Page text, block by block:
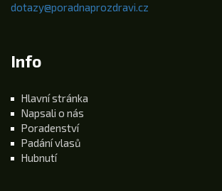
dotazy@poradnaprozdravi.cz
Info
Hlavní stránka
Napsali o nás
Poradenství
Padání vlasů
Hubnutí